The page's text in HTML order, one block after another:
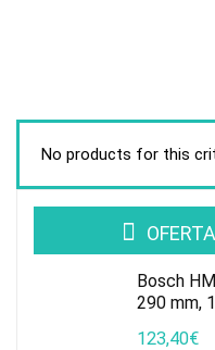
No products for this
Bosch
290 mm,
123,40€